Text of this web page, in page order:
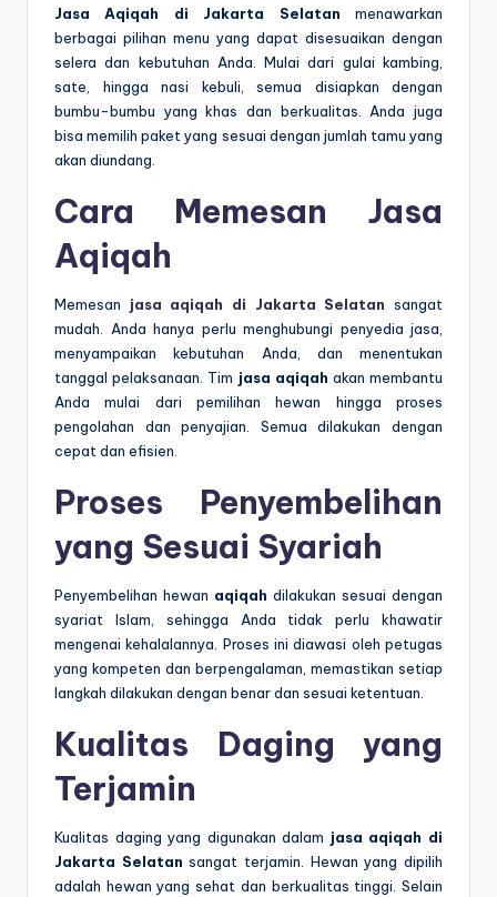
Jasa Aqiqah di Jakarta Selatan menawarkan
berbagai pilihan menu yang dapat disesuaikan dengan
selera dan kebutuhan Anda. Mulai dari gulai kambing,
sate, hingga nasi kebuli, semua disiapkan dengan
bumbu-bumbu yang khas dan berkualitas. Anda juga
bisa memilih paket yang sesuai dengan jumlah tamu yang
akan diundang.
Cara Memesan Jasa
Aqiqah
Memesan jasa aqiqah di Jakarta Selatan sangat
mudah. Anda hanya perlu menghubungi penyedia jasa,
menyampaikan kebutuhan Anda, dan menentukan
tanggal pelaksanaan. Tim jasa aqiqah akan membantu
Anda mulai dari pemilihan hewan hingga proses
pengolahan dan penyajian. Semua dilakukan dengan
cepat dan efisien.
Proses Penyembelihan
yang Sesuai Syariah
Penyembelihan hewan aqiqah dilakukan sesuai dengan
syariat Islam, sehingga Anda tidak perlu khawatir
mengenai kehalalannya. Proses ini diawasi oleh petugas
yang kompeten dan berpengalaman, memastikan setiap
langkah dilakukan dengan benar dan sesuai ketentuan.
Kualitas Daging yang
Terjamin
Kualitas daging yang digunakan dalam jasa aqiqah di
Jakarta Selatan sangat terjamin. Hewan yang dipilih
adalah hewan yang sehat dan berkualitas tinggi. Selain